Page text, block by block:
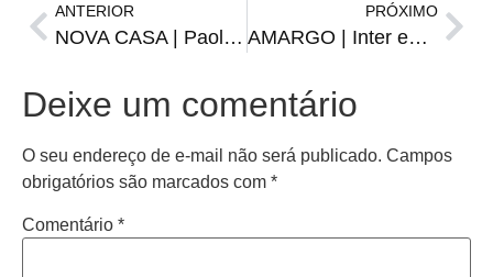
ANTERIOR
NOVA CASA | Paolo Guerrero é anunciado pelo Racing, da Argentina
PRÓXIMO
AMARGO | Inter empata e segue sem vencer no Gauchão
Deixe um comentário
O seu endereço de e-mail não será publicado. Campos
obrigatórios são marcados com *
Comentário *